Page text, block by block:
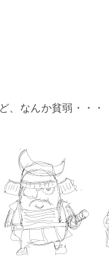
、なんか貧弱・・・